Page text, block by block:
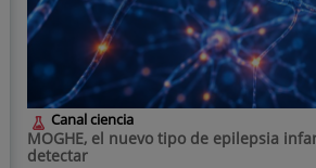
Canal ciencia
MOGHE, el nuevo tipo de epilepsia
detectar